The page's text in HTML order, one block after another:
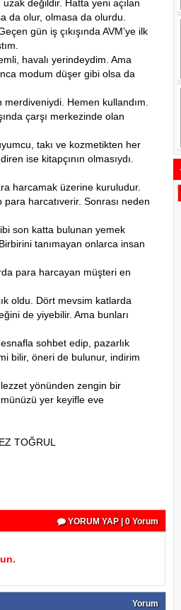
değildir. Hatta yeni açılan
da olur, olmasa da olurdu.
gün iş çıkışında AVM’ye ilk
havalı yerindeydim. Ama
modum düşer gibi olsa da
Hemen kullandım.
çarşı merkezinde olan
takı ve kozmetikten her
ise kitapçının olmasıydı.
harcamak üzerine kuruludur.
harcatıverir. Sonrası neden
son katta bulunan yemek
tanımayan onlarca insan
para harcayan müşteri en
oldu. Dört mevsim katlarda
de yiyebilir. Ama bunları
sohbet edip, pazarlık
bilir, öneri de bulunur, indirim
yönünden zengin bir
yer keyifle eve
YORUM YAP | 0 Yorum
Yorum